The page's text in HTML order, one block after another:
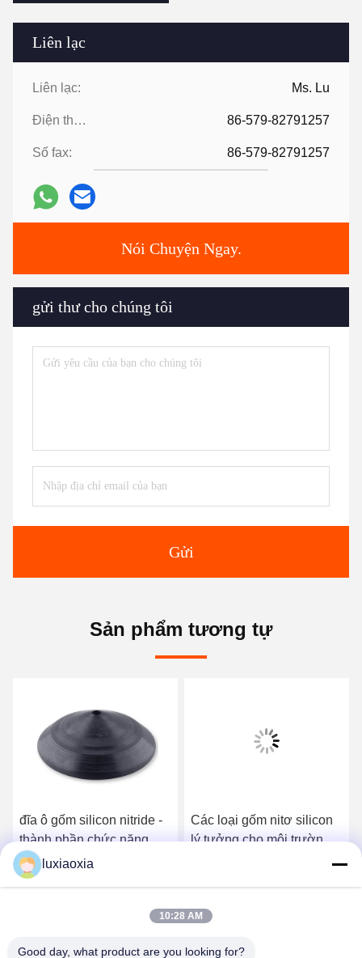
Liên lạc
Liên lạc: Ms. Lu
Điện thoại: 86-579-82791257
Số fax: 86-579-82791257
Nói Chuyện Ngay.
gửi thư cho chúng tôi
Gửi
Sản phẩm tương tự
đĩa ô gốm silicon nitride -
thành phần chức năng
nhiệt độ cao với kết cấu
tập trung
Các loại gốm nitơ silicon
lý tưởng cho môi trường
luxiaoxia
10:28 AM
Good day, what product are you looking for?